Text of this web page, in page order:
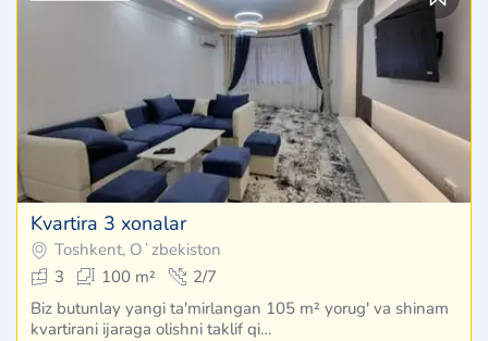
Kvartira 3 xonalar
Toshkent, Oʻzbekiston
3
100 m²
2/7
Biz butunlay yangi ta'mirlangan 105 m² yorug' va shinam
kvartirani ijaraga olishni taklif qi…